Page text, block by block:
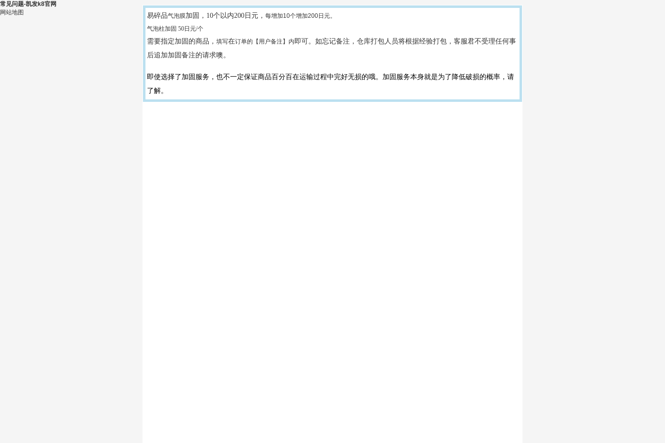
常见问题-凯发k8官网
易碎品气泡膜加固， 10个以内200日元， 每增加10个增加200日元。
气泡柱加固 50日元/个
需要指定加固的商品， 填写在订单的【用户备注】内即可。如忘记备注，仓库打包人员将根据经验打包，客服君不受理任何事
后追加加固备注的请求噢。
即使选择了加固服务，也不一定保证商品百分百在运输过程中完好无损的哦。加固服务本身就是为了降低破损的概率，请
了解。
网站地图